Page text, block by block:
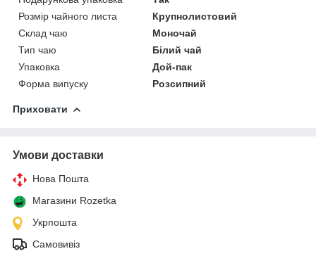
Розмір чайного листа
Крупнолистовий
Склад чаю
Моночай
Тип чаю
Білий чай
Упаковка
Дой-пак
Форма випуску
Розсипний
Приховати
Умови доставки
Нова Пошта
Магазини Rozetka
Укрпошта
Самовивіз